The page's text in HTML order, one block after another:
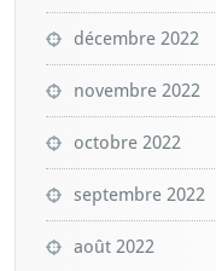
décembre 2022
novembre 2022
octobre 2022
septembre 2022
août 2022